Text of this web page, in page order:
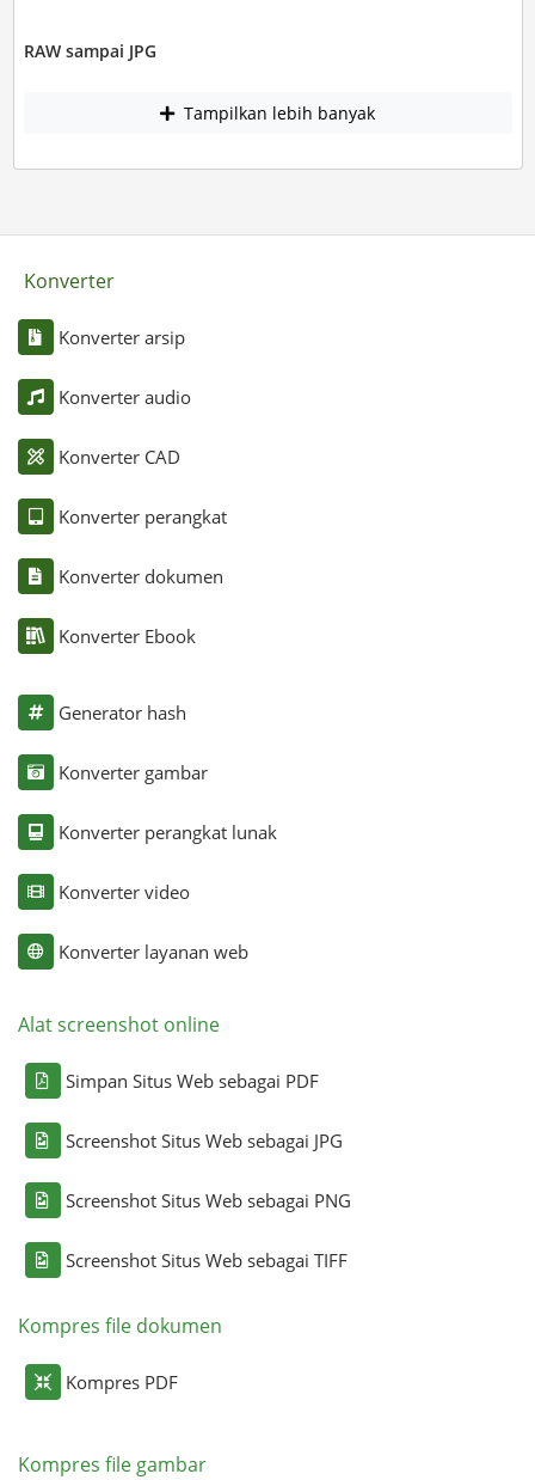
RAW sampai JPG
Tampilkan lebih banyak
Konverter
Konverter arsip
Konverter audio
Konverter CAD
Konverter perangkat
Konverter dokumen
Konverter Ebook
Generator hash
Konverter gambar
Konverter perangkat lunak
Konverter video
Konverter layanan web
Alat screenshot online
Simpan Situs Web sebagai PDF
Screenshot Situs Web sebagai JPG
Screenshot Situs Web sebagai PNG
Screenshot Situs Web sebagai TIFF
Kompres file dokumen
Kompres PDF
Kompres file gambar